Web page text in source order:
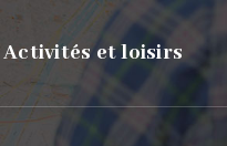
Activités et loisirs